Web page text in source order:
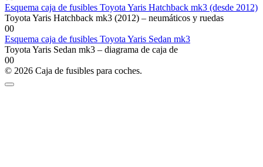
Esquema caja de fusibles Toyota Yaris Hatchback mk3 (desde 2012)
Toyota Yaris Hatchback mk3 (2012) – neumáticos y ruedas
00
Esquema caja de fusibles Toyota Yaris Sedan mk3
Toyota Yaris Sedan mk3 – diagrama de caja de
00
© 2026 Caja de fusibles para coches.